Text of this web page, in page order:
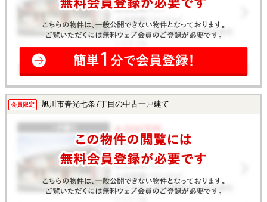
会員限定 旭川市春光七条7丁目の中古一戸建て